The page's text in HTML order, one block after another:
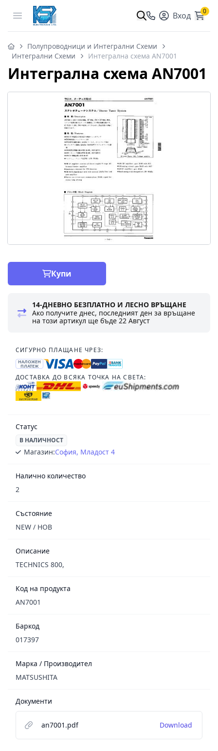
Open menu Вход 0
Полупроводници и Интегрални Схеми
Интегрални Схеми
Интегрална схема AN7001
Интегрална схема AN7001
Купи
14-ДНЕВНО БЕЗПЛАТНО И ЛЕСНО ВРЪЩАНЕ
Ако получите днес, последният ден за връщане
на този артикул ще бъде22 Август
СИГУРНО ПЛАЩАНЕ ЧРЕЗ:
НАЛОЖЕН
ПЛАТЕЖ
ДОСТАВКА ДО ВСЯКА ТОЧКА НА СВЕТА:
Статус
В НАЛИЧНОСТ
Магазин:София, Младост 4
Налично количество
2
Състояние
NEW / НОВ
Описание
TECHNICS 800,
Код на продукта
AN7001
Баркод
017397
Марка / Производител
MATSUSHITA
Документи
an7001.pdf Download